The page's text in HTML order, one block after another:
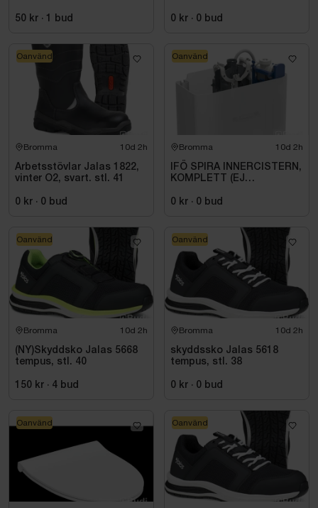
50 kr · 1 bud 0 kr · 0 bud
Bromma 10d 2h
Arbetsstövlar Jalas 1822,
vinter O2, svart. stl. 41
0 kr · 0 bud
Oanvänd
Bromma 10d 2h
IFÖ SPIRA INNERCISTERN,
KOMPLETT (EJ
0 kr · 0 bud
Oanvänd
Bromma 10d 2h
(NY)Skyddsko Jalas 5668
tempus, stl. 40
150 kr · 4 bud
Oanvänd
Bromma 10d 2h
skyddssko Jalas 5618
tempus, stl. 38
0 kr · 0 bud
Oanvänd
Oanvänd Oanvänd